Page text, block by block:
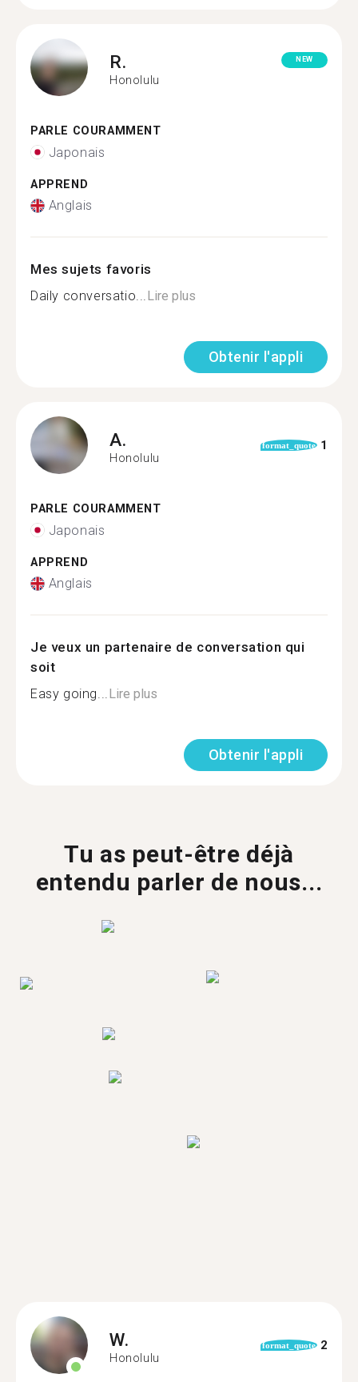
R.
Honolulu
NEW
PARLE COURAMMENT
Japonais
APPREND
Anglais
Mes sujets favoris
Daily conversatio...Lire plus
Obtenir l'appli
A.
Honolulu
format_quote 1
PARLE COURAMMENT
Japonais
APPREND
Anglais
Je veux un partenaire de conversation qui
soit
Easy going...Lire plus
Obtenir l'appli
Tu as peut-être déjà
entendu parler de nous...
W.
Honolulu
format_quote 2